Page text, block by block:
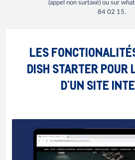
(appel non surtaxé) ou sur
84 02 15.
LES
DISH STARTER POUR
D'UN SITE